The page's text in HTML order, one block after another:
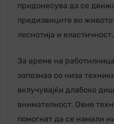
придонесува да се
предизвиците во
леснотија и еластичност.
За време на
запознаа со низа
вклучувајќи длабоко
внимателност. Овие
помогнат да се намали